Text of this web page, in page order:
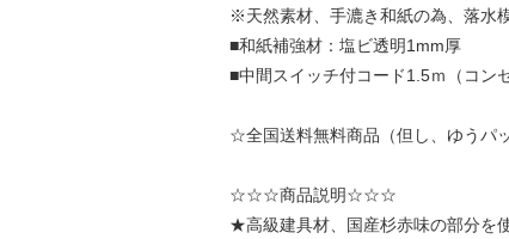
※天然素材、手漉き和紙の為、落水
■和紙補強材：塩ビ透明1mm厚
■中間スイッチ付コード1.5ｍ（コン
☆全国送料無料商品（但し、ゆうパ
☆☆☆商品説明☆☆☆
★高級建具材、国産杉赤味の部分を